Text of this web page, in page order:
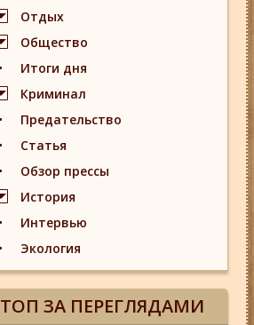
Отдых
Общество
Итоги дня
Криминал
Предательство
Статья
Обзор прессы
История
Интервью
Экология
ТОП ЗА ПЕРЕГЛЯДАМИ